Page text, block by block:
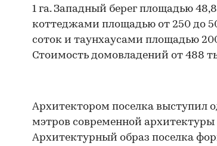
1 га. Западный берег площадью
коттеджами площадью от 250 до
соток и таунхаусами площадью
Стоимость домовладений от 488
Архитектором поселка выступил
мэтров современной
Архитектурный образ поселка